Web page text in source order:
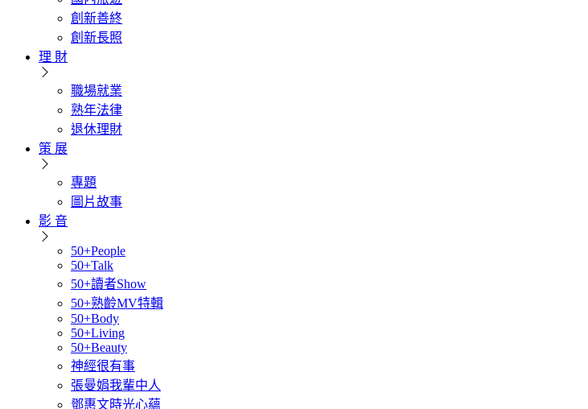
創新善終
創新長照
理 財
職場就業
熟年法律
退休理財
策 展
專題
圖片故事
影 音
50+People
50+Talk
50+讀者Show
50+熟齡MV特輯
50+Body
50+Living
50+Beauty
神經很有事
張曼娟我輩中人
鄧惠文時光心蘊